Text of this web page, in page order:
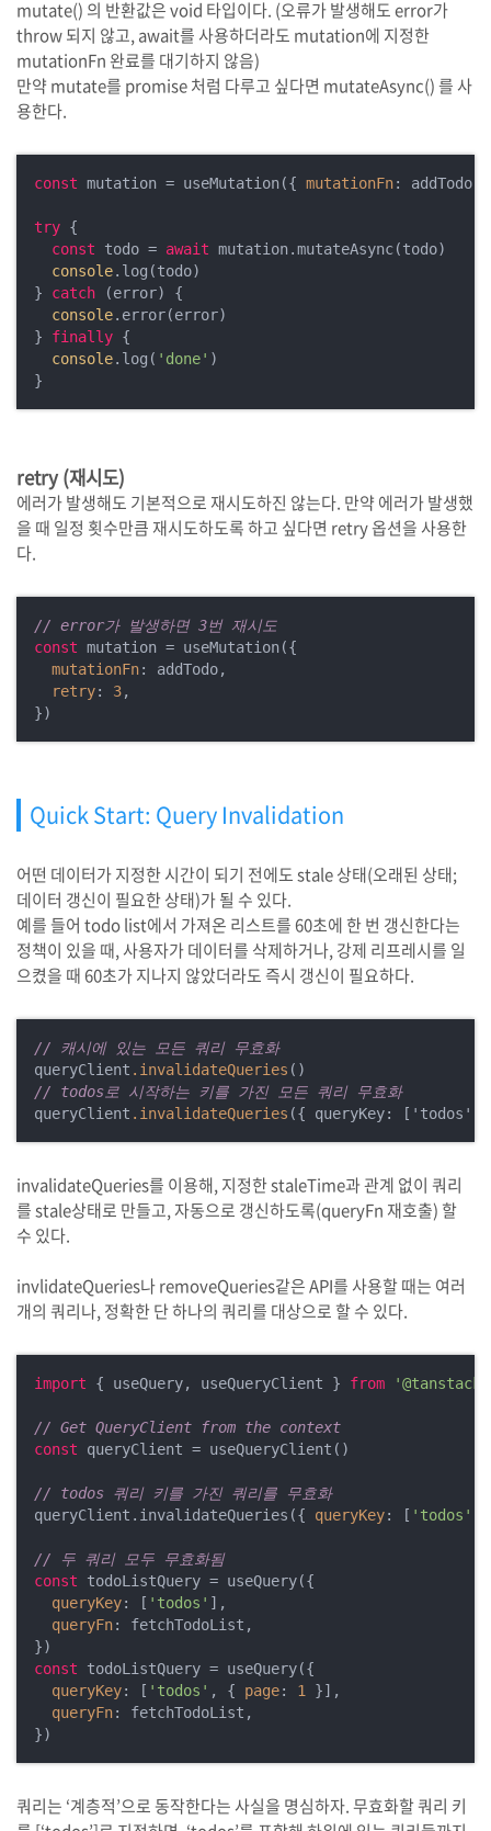
mutate() 의 반환값은 void 타입이다. (오류가 발생해도 error가
throw 되지 않고, await를 사용하더라도 mutation에 지정한
mutationFn 완료를 대기하지 않음)
만약 mutate를 promise 처럼 다루고 싶다면 mutateAsync() 를 사
용한다.
const mutation = useMutation({ mutationFn: addTodo
try {
const todo = await mutation.mutateAsync(todo)
console.log(todo)
} catch (error) {
console.error(error)
} finally {
console.log( 'done' )
retry (재시도)
에러가 발생해도 기본적으로 재시도하진 않는다. 만약 에러가 발생했
을 때 일정 횟수만큼 재시도하도록 하고 싶다면 retry 옵션을 사용한
다.
// error가 발생하면 3번 재시도
const mutation = useMutation({
mutationFn: addTodo,
retry: 3,
})
Quick Start: Query Invalidation
어떤 데이터가 지정한 시간이 되기 전에도 stale 상태(오래된 상태;
데이터 갱신이 필요한 상태)가 될 수 있다.
예를 들어 todo list에서 가져온 리스트를 60초에 한 번 갱신한다는
정책이 있을 때, 사용자가 데이터를 삭제하거나, 강제 리프레시를 일
으켰을 때 60초가 지나지 않았더라도 즉시 갱신이 필요하다.
// 캐시에 있는 모든 쿼리 무효화
queryClient .invalidateQueries
// todos로 시작하는 키를 가진 모든 쿼리 무효화
queryClient .invalidateQueries
invalidateQueries를 이용해, 지정한 staleTime과 관계 없이 쿼리
를 stale상태로 만들고, 자동으로 갱신하도록(queryFn 재호출) 할
수 있다.
invlidateQueries나 removeQueries같은 API를 사용할 때는 여러
개의 쿼리나, 정확한 단 하나의 쿼리를 대상으로 할 수 있다.
import { useQuery, useQueryClient } from
// Get QueryClient from the context
const queryClient = useQueryClient()
// todos 쿼리 키를 가진 쿼리를 무효화
queryClient.invalidateQueries({ queryKey: [ 'todos'
// 두 쿼리 모두 무효화됨
const todoListQuery = useQuery({
queryKey: [ 'todos' ],
queryFn: fetchTodoList,
const todoListQuery = useQuery({
queryKey: [ 'todos' , { page: 1
}],
queryFn: fetchTodoList,
쿼리는 ‘계층적’으로 동작한다는 사실을 명심하자. 무효화할 쿼리 키